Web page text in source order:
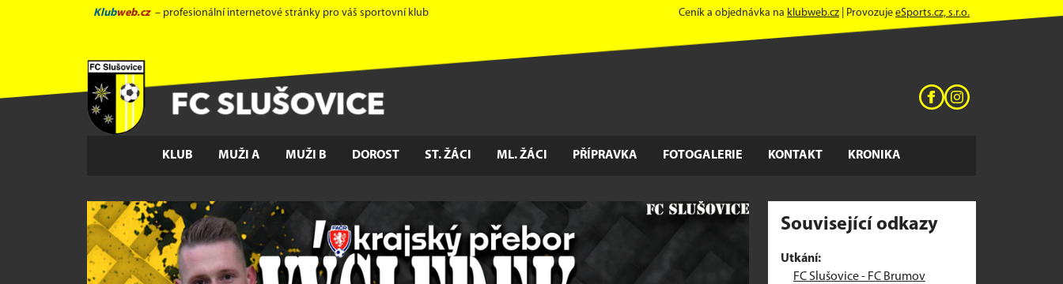
Klubweb.cz – profesionální internetové stránky pro váš sportovní klub Ceník a objednávka na klubweb.cz | Provozuje eSports.cz, s.r.o.
KLUB MUŽI A MUŽI B DOROST ST. ŽÁCI ML. ŽÁCI PŘÍPRAVKA FOTOGALERIE KONTAKT KRONIKA
Související odkazy
Utkání:
FC Slušovice - FC Brumov